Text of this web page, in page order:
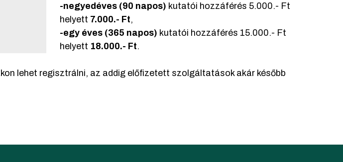
-negyedéves (90 napos) kutatói hozzáférés 5.000.- Ft
helyett 7.000.- Ft,
-egy éves (365 napos) kutatói hozzáférés 15.000.- Ft
helyett 18.000.- Ft.
lehet regisztrálni, az addig előfizetett szolgáltatások akár később